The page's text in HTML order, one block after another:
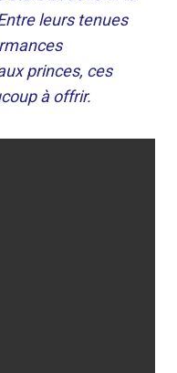
leurs tenues
princes, ces
à offrir.